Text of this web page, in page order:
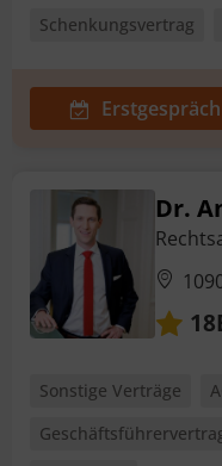
Schenkungsvertrag
Erstgespräch
Dr.
18
Sonstige Verträge